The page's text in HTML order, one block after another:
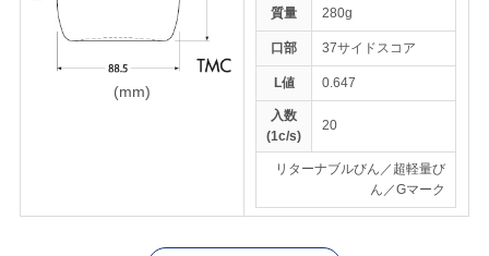
トップページ
ENGLISH
(mm)
質量 280g
口部 37サイドスコア
L値 0.647
入数
(1c/s)
20
リターナブルびん／超軽量び
ん／Gマーク